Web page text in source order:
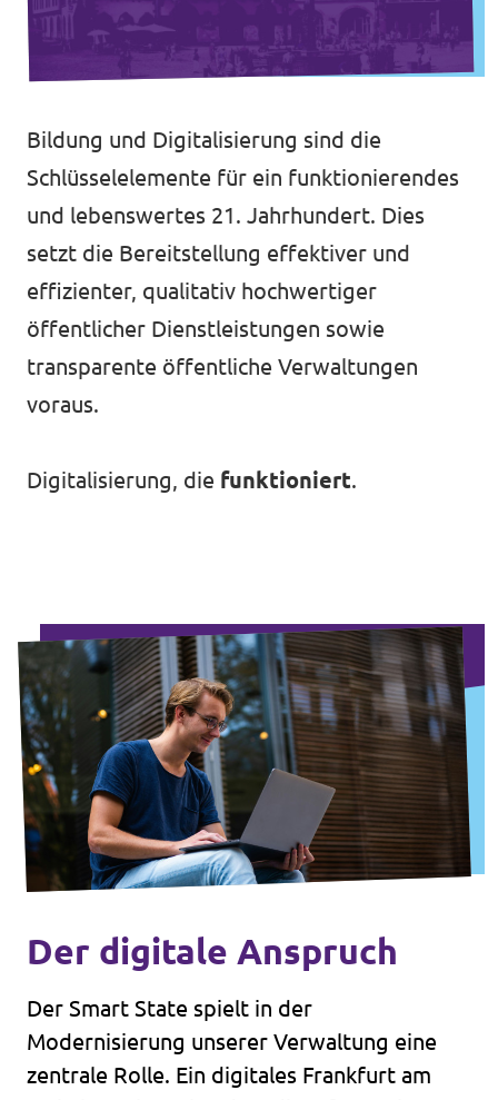
Europaebene
Nationale Teams in Europa
Unsere Events
Kommunalwahl 2026
Unterstütz' uns!
Datenschutz
Bildung und Digitalisierung sind die
Schlüsselelemente für ein funktionierendes
und lebenswertes 21. Jahrhundert. Dies
setzt die Bereitstellung effektiver und
effizienter, qualitativ hochwertiger
öffentlicher Dienstleistungen sowie
transparente öffentliche Verwaltungen
voraus.
Digitalisierung, die funktioniert.
Der digitale Anspruch
Der Smart State spielt in der
Modernisierung unserer Verwaltung eine
zentrale Rolle. Ein digitales Frankfurt am